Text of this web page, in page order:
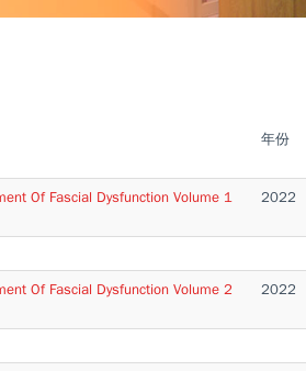
年份
Of Fascial Dysfunction Volume 1
2022
Of Fascial Dysfunction Volume 2
2022